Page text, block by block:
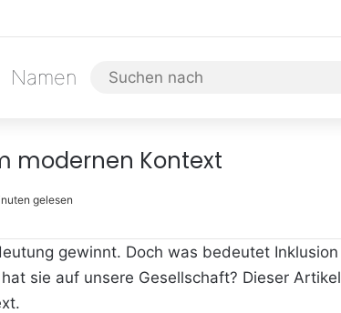
Namen
modernen Kontext
gelesen
gewinnt. Doch was bedeutet Inklusion
sie auf unsere Gesellschaft? Dieser Artikel